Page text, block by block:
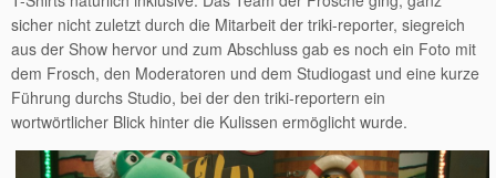
sicher nicht zuletzt durch die Mitarbeit der triki-reporter, siegreich
aus der Show hervor und zum Abschluss gab es noch ein Foto mit
dem Frosch, den Moderatoren und dem Studiogast und eine kurze
Führung durchs Studio, bei der den triki-reportern ein
wortwörtlicher Blick hinter die Kulissen ermöglicht wurde.